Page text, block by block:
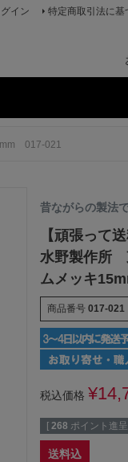
グイン 特定商取引法に基
017-021
昔ながらの製法
【頑張って
水野製作所
ムメッキ
商品番号 017-021
税込価格 ¥
[ 268 ポイント進呈
送料込